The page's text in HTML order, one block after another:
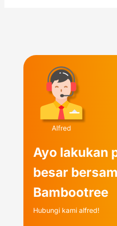
Ayo lakukan
besar
Bambootree
Hubungi kami alfred!